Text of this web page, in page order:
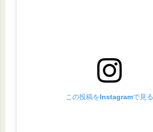
この投稿をInstagramで見る